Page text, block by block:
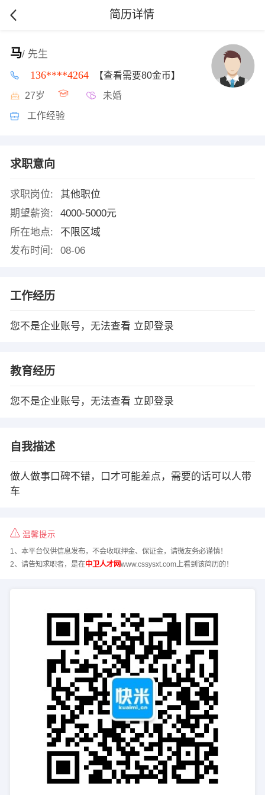
简历详情
马/ 先生
136****4264 【查看需要80金币】
27岁 未婚
工作经验
求职意向
求职岗位:
其他职位
期望薪资:
4000-5000元
所在地点:
不限区域
发布时间:
08-06
工作经历
您不是企业账号，无法查看 立即登录
教育经历
您不是企业账号，无法查看 立即登录
自我描述
做人做事口碑不错，口才可能差点，需要的话可以人带
车
温馨提示
1、本平台仅供信息发布，不会收取押金、保证金，请微友务必谨慎！
2、请告知求职者，是在中卫人才网www.cssysxt.com上看到该简历的！